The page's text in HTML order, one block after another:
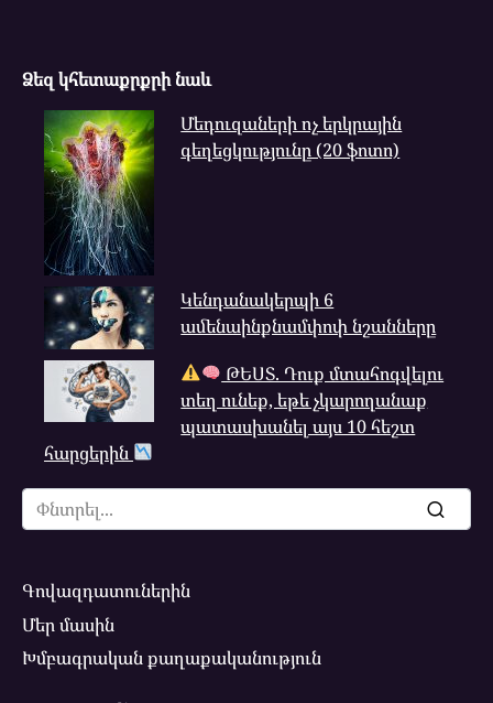
Ձեզ կհետաքրքրի նաև
Մեդուզաների ոչ երկրային
գեղեցկությունը (20 ֆոտո)
Կենդանակերպի 6
ամենաինքնամփոփ նշանները
ԹԵՍՏ. Դուք մտահոգվելու
տեղ ունեք, եթե չկարողանաք
պատասխանել այս 10 հեշտ
հարցերին
Search
for:
Գովազդատուներին
Մեր մասին
Խմբագրական քաղաքականություն